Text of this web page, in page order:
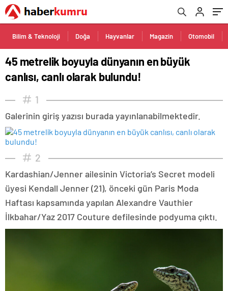
Bilim & Teknoloji Doğa Hayvanlar Magazin Otomobil
45 metrelik boyuyla dünyanın en büyük
canlısı, canlı olarak bulundu!
1
Galerinin giriş yazısı burada yayınlanabilmektedir.
2
Kardashian/Jenner ailesinin Victoria’s Secret modeli
üyesi Kendall Jenner (21), önceki gün Paris Moda
Haftası kapsamında yapılan Alexandre Vauthier
İlkbahar/Yaz 2017 Couture defilesinde podyuma çıktı.